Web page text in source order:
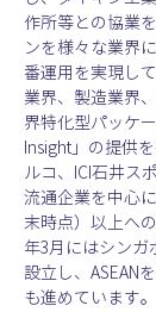
作所等との協業
ンを様々な業界
番運用を実現し
業界、製造業界
界特化型パッケ
Insight」の提供
ルコ、ICI石井ス
流通企業を中心
末時点）以上へ
年3月にはシンガ
設立し、ASEAN
も進めています。